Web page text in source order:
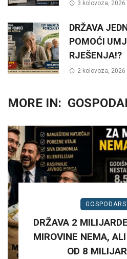
3 kolovoza, 2026
DRŽAVA
POMOĆI
RJEŠENJA!?
2 kolovoza, 2026
MORE IN:
DRŽAVA 2
MIROVINE NEMA,
OD 8